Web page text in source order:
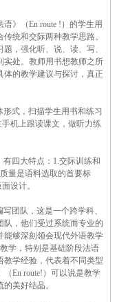
》（En route !）的学生用
统和交际两种教学思路。
，强化听、说、读、写、
实处。教师用书想教师之所
的教学建议与探讨，真正
形式，扫描学生用书和练习
机上跟读课文，做听力练
有四大特点：1.交际训练和
量是语料选取的首要标
设计。
团队，这是一个跨学科、
，他们受过系统而专业的
能够深刻领会现代外语教学
学，特别是基础阶段法语
学经验，代表着不同类型
En route!）可以说是教学
美好结晶。